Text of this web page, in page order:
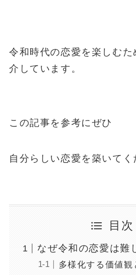
令和時代の恋愛を楽しむた
介しています。
この記事を参考にぜひ
自分らしい恋愛を築いてく
目次
なぜ令和の恋愛は難
多様化する価値観